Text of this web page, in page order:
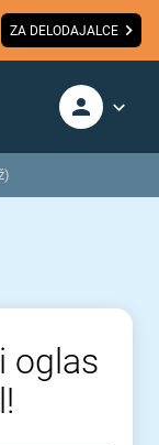
ZA DELODAJALCE
oglas